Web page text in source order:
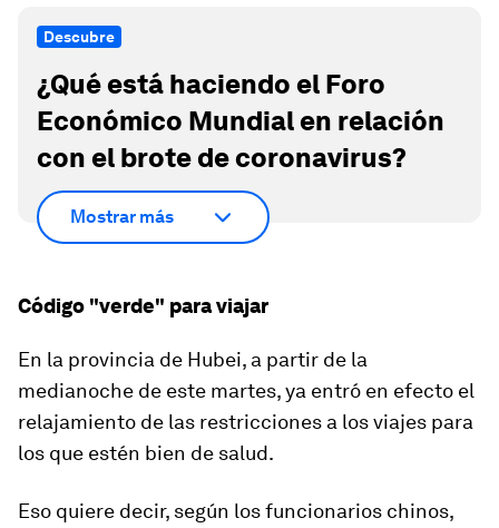
Descubre
¿Qué está haciendo el Foro
Económico Mundial en relación
con el brote de coronavirus?
Mostrar más
Código "verde" para viajar
En la provincia de Hubei, a partir de la
medianoche de este martes,ya entró en efecto el
relajamiento de las restricciones a los viajes para
los que estén bien de salud.
Eso quiere decir, según los funcionarios chinos,